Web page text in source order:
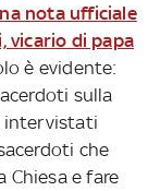
nota ufficiale
vicario di papa
è evidente:
sulla
intervistati
che
Chiesa e fare